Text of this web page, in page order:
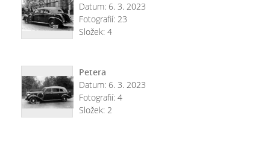
Datum: 6. 3. 2023
Fotografií: 23
Složek: 4
Petera
Datum: 6. 3. 2023
Fotografií: 4
Složek: 2